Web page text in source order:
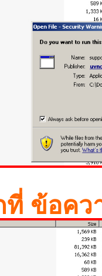
ที่ ข้อค